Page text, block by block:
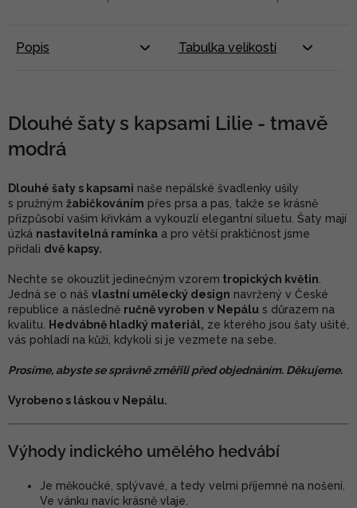
Popis Tabulka velikostí
Dlouhé šaty s kapsami Lilie - tmavě
modrá
Dlouhé šaty s kapsami naše nepálské švadlenky ušily
s pružným žabičkováním přes prsa a pas, takže se krásně
přizpůsobí vašim křivkám a vykouzlí elegantní siluetu. Šaty mají
úzká nastavitelná ramínka a pro větší praktičnost jsme
přidali dvě kapsy.
Nechte se okouzlit jedinečným vzorem tropických květin
Jedná se o náš vlastní umělecký design navržený v České
republice a následně ručně vyroben v Nepálu s důrazem na
kvalitu.
Hedvábně hladký materiál, ze kterého jsou šaty ušité,
vás pohladí na kůži, kdykoli si je vezmete na sebe.
Prosíme, abyste se správně změřili před objednáním. Děkujeme.
Vyrobeno s láskou v Nepálu.
Výhody indického umělého hedvábí
Je měkoučké, splývavé, a tedy velmi příjemné na nošení.
Ve vánku navíc krásně vlaje.